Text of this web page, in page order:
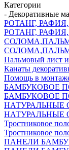
Категории
- Декоративные
РОТАНГ,
РОТАНГ,
Пальмовый лист
Канаты
Помощь в
БАМБУКОВОЕ
БАМБУКОВОЕ
НАТУРАЛЬНЫЕ
НАТУРАЛЬНЫЕ
Тростниковое
Тростниковое
ПАНЕЛИ